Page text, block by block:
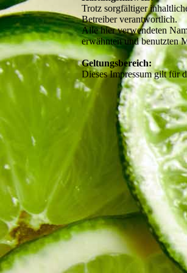
Trotz sorgfältiger
Betreiber verantwortlich.
Alle hier verwendeten
erwähnten und benutzten
Geltungsbereich:
Dieses Impressum gilt für